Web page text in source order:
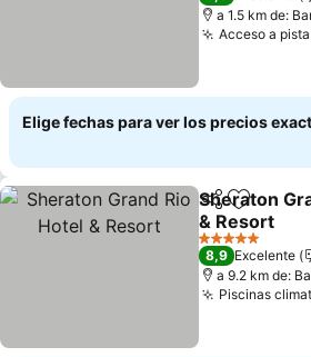
a 1.5 km de:
Acceso a
Elige fechas para ver los precios
Compartir
Sheraton
& Resort
Ver precios
5 Estrellas
8,9 Excelente
a 9.2 km de:
Piscinas